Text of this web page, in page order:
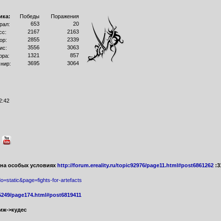
Победы
Поражения
653
20
2167
2163
2855
2339
3556
3063
1321
857
3695 3064
особых условиях http://forum.ereality.ru/topic92976/page11.html#post6861262
for-artefacts
page174.html#post6819411
>кудес